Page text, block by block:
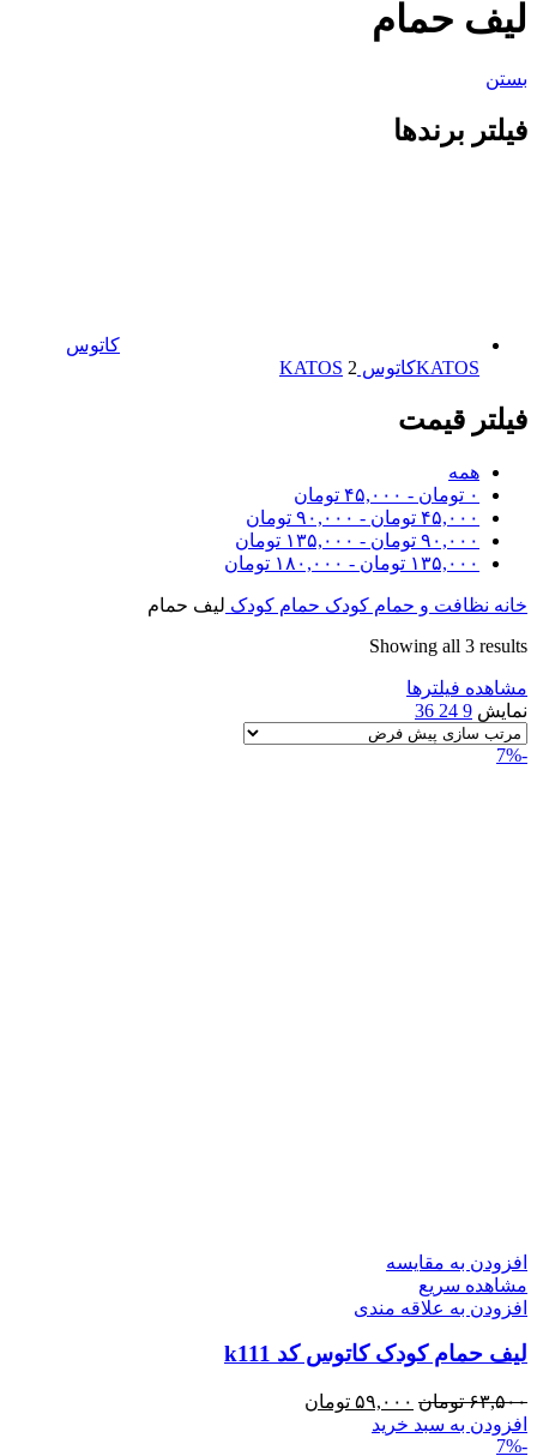
لیف حمام
بستن
فیلتر برندها
کاتوس
KATOSکاتوس KATOS 2
فیلتر قیمت
همه
۰ تومان - ۴۵,۰۰۰ تومان
۴۵,۰۰۰ تومان - ۹۰,۰۰۰ تومان
۹۰,۰۰۰ تومان - ۱۳۵,۰۰۰ تومان
۱۳۵,۰۰۰ تومان - ۱۸۰,۰۰۰ تومان
خانه نظافت و حمام کودک حمام کودک لیف حمام
Showing all 3 results
مشاهده فیلترها
نمایش 9
24
36
-7%
افزودن به مقایسه
مشاهده سریع
افزودن به علاقه مندی
لیف حمام کودک کاتوس کد k111
۶۳,۵۰۰ تومان قیمت
اصلی:
۵۹,۰۰۰ تومان
افزودن به سبد خرید
-7%